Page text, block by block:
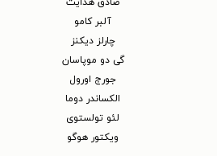
صادق هدایت
آلبر کامو
چارلز دیکنز
گی دو موپاسان
جورج اورول
الکساندر دوما
لئو تولستوی
ویکتور هوگو